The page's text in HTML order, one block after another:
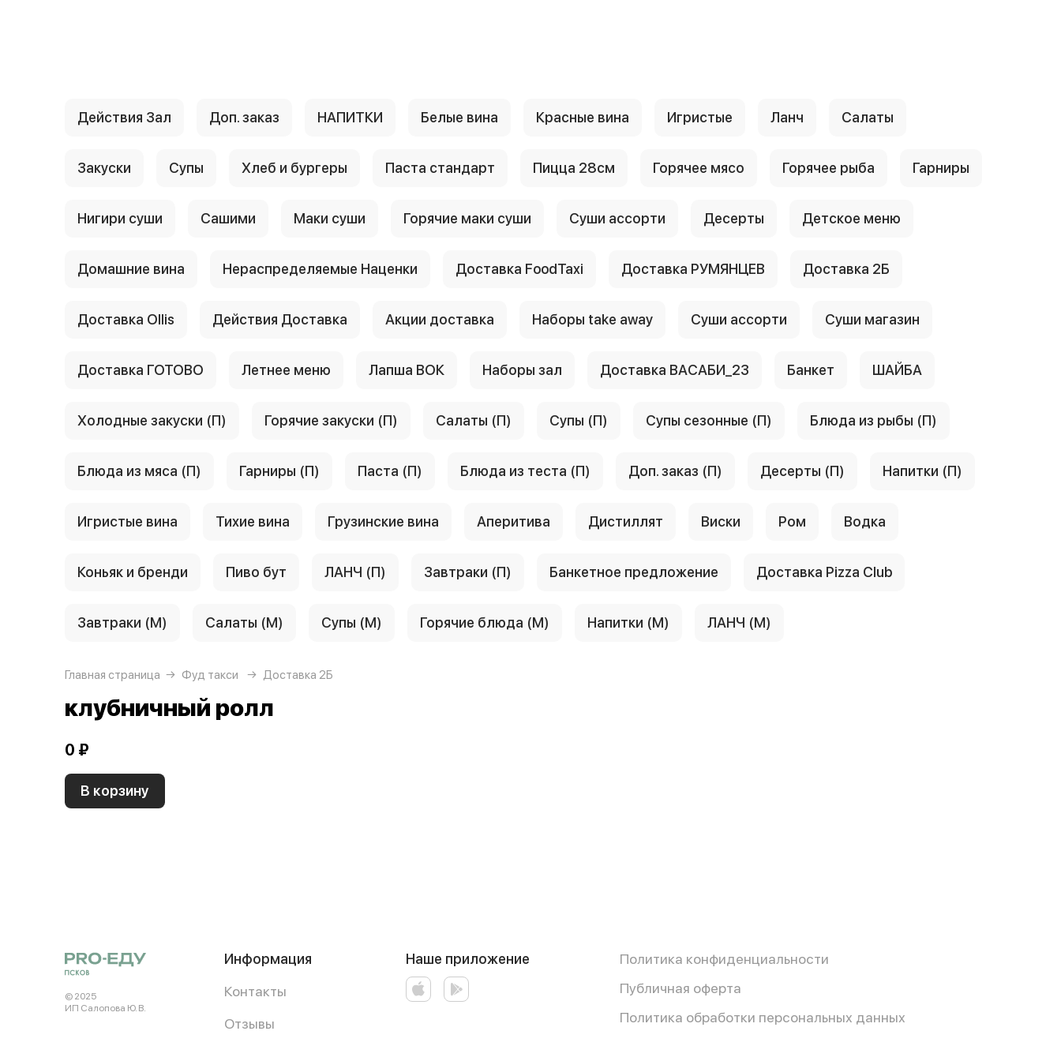
Действия Зал Доп. заказ НАПИТКИ Белые вина Красные вина Игристые Ланч Салаты
Закуски Супы Хлеб и бургеры Паста стандарт Пицца 28см Горячее мясо Горячее рыба Гарниры
Нигири суши Сашими Маки суши Горячие маки суши Суши ассорти Десерты Детское меню
Домашние вина Нераспределяемые Наценки Доставка FoodTaxi Доставка РУМЯНЦЕВ Доставка 2Б
Доставка Ollis Действия Доставка Акции доставка Наборы take away Суши ассорти Суши магазин
Доставка ГОТОВО Летнее меню Лапша ВОК Наборы зал Доставка ВАСАБИ_23 Банкет ШАЙБА
Холодные закуски (П) Горячие закуски (П) Салаты (П) Супы (П) Супы сезонные (П) Блюда из рыбы (П)
Блюда из мяса (П) Гарниры (П) Паста (П) Блюда из теста (П) Доп. заказ (П) Десерты (П) Напитки (П)
Игристые вина Тихие вина Грузинские вина Аперитива Дистиллят Виски Ром Водка
Коньяк и бренди Пиво бут ЛАНЧ (П) Завтраки (П) Банкетное предложение Доставка Pizza Club
Завтраки (М) Салаты (М) Супы (М) Горячие блюда (М) Напитки (М) ЛАНЧ (М)
Главная страница Фуд такси Доставка 2Б
клубничный ролл
0 ₽
В корзину
© 2025
ИП Салопова Ю. В.
Информация
Контакты
Отзывы
Наше приложение
Политика конфиденциальности
Публичная оферта
Политика обработки персональных данных